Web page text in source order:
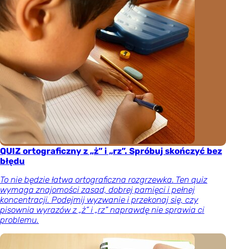
QUIZ ortograficzny z „ż” i „rz”. Spróbuj skończyć bez
błędu
To nie będzie łatwa ortograficzna rozgrzewka. Ten quiz
wymaga znajomości zasad, dobrej pamięci i pełnej
koncentracji. Podejmij wyzwanie i przekonaj się, czy
pisownia wyrazów z „ż” i „rz” naprawdę nie sprawia ci
problemu.